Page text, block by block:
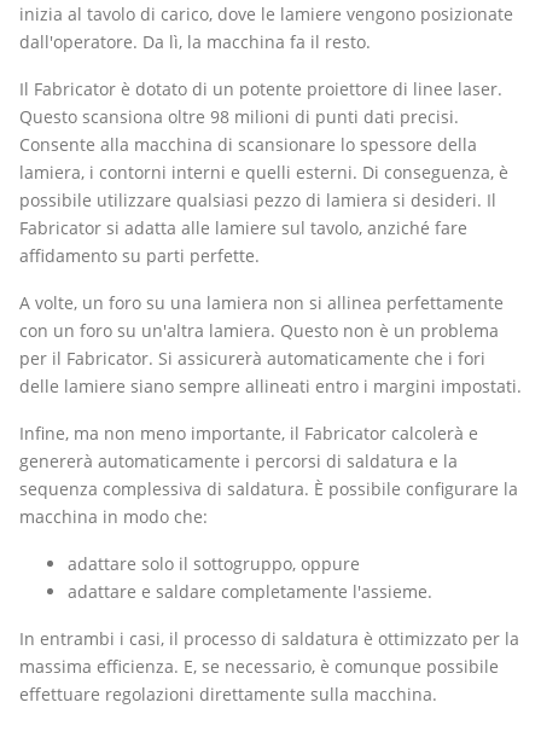
inizia al tavolo di carico, dove le lamiere vengono posizionate
dall'operatore. Da lì, la macchina fa il resto.
Il Fabricator è dotato di un potente proiettore di linee laser.
Questo scansiona oltre 98 milioni di punti dati precisi.
Consente alla macchina di scansionare lo spessore della
lamiera, i contorni interni e quelli esterni. Di conseguenza, è
possibile utilizzare qualsiasi pezzo di lamiera si desideri. Il
Fabricator si adatta alle lamiere sul tavolo, anziché fare
affidamento su parti perfette.
A volte, un foro su una lamiera non si allinea perfettamente
con un foro su un'altra lamiera. Questo non è un problema
per il Fabricator. Si assicurerà automaticamente che i fori
delle lamiere siano sempre allineati entro i margini impostati.
Infine, ma non meno importante, il Fabricator calcolerà e
genererà automaticamente i percorsi di saldatura e la
sequenza complessiva di saldatura. È possibile configurare la
macchina in modo che:
adattare solo il sottogruppo, oppure
adattare e saldare completamente l'assieme.
In entrambi i casi, il processo di saldatura è ottimizzato per la
massima efficienza. E, se necessario, è comunque possibile
effettuare regolazioni direttamente sulla macchina.